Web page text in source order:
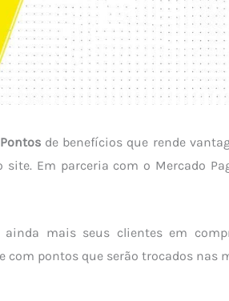
de benefícios que rende
Em parceria com o Mercado
mais seus clientes em
pontos que serão trocados nas